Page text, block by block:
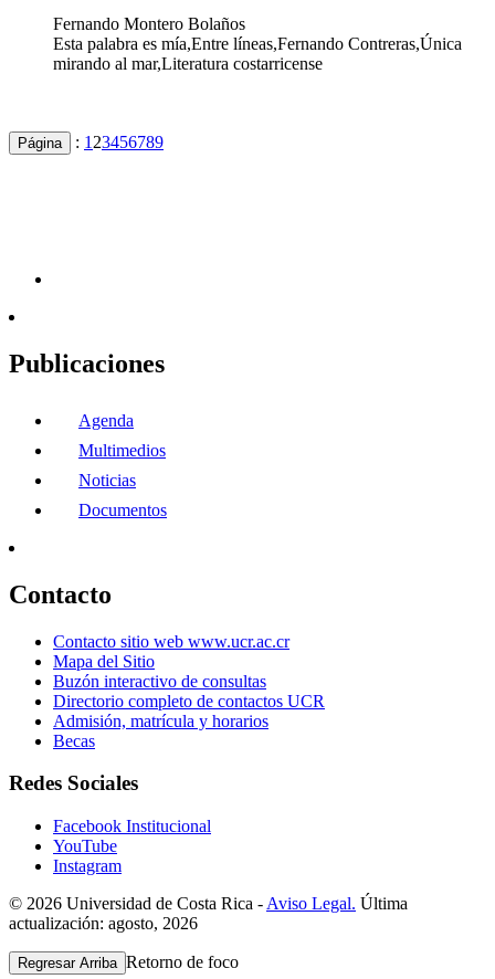
Fernando Montero Bolaños
Esta palabra es mía,Entre líneas,Fernando Contreras,Única
mirando al mar,Literatura costarricense
Página : 1 23456789
Publicaciones
Agenda
Multimedios
Noticias
Documentos
Contacto
Contacto sitio web www.ucr.ac.cr
Mapa del Sitio
Buzón interactivo de consultas
Directorio completo de contactos UCR
Admisión, matrícula y horarios
Becas
Redes Sociales
Facebook Institucional
YouTube
Instagram
© 2026 Universidad de Costa Rica - Aviso Legal. Última
actualización: agosto, 2026
Regresar Arriba Retorno de foco